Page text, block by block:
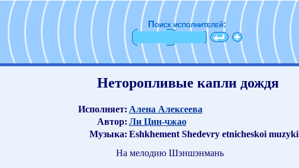
Поиск исполнителей:
Неторопливые капли дождя
Исполняет: Алена Алексеева
Автор: Ли Цин-чжао
Музыка: Eshkhement Shedevry etnicheskoi muzyki
На мелодию Шэншэнмань